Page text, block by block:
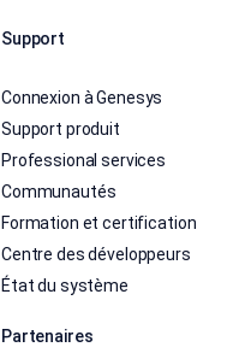
Support
Connexion à Genesys
Support produit
Professional services
Communautés
Formation et certification
Centre des développeurs
État du système
Partenaires